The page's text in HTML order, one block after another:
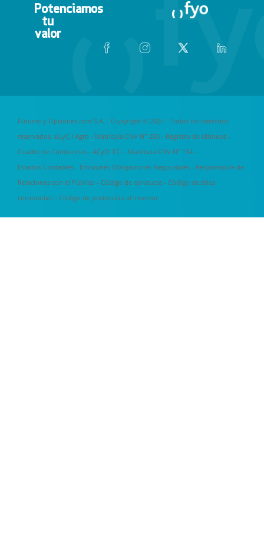
Potenciamos
tu
valor
Futuros y Opciones.com S.A. - Copyright © 2024 - Todos los derechos
reservados. ALyC I Agro - Matrícula CNV N° 295 - Registro de idóneos -
Cuadro de Comisiones - ACyDI FCI - Matrícula CNV N° 114 -
Estados Contables - Emisiones Obligaciones Negociables - Responsable de
Relaciones con el Público - Código de conducta - Código de ética
corporativo - Código de protección al inversor